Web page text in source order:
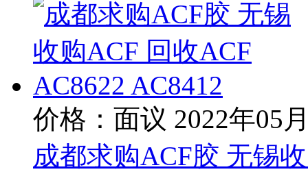
价格：面议 2022年05
成都求购ACF胶 无锡